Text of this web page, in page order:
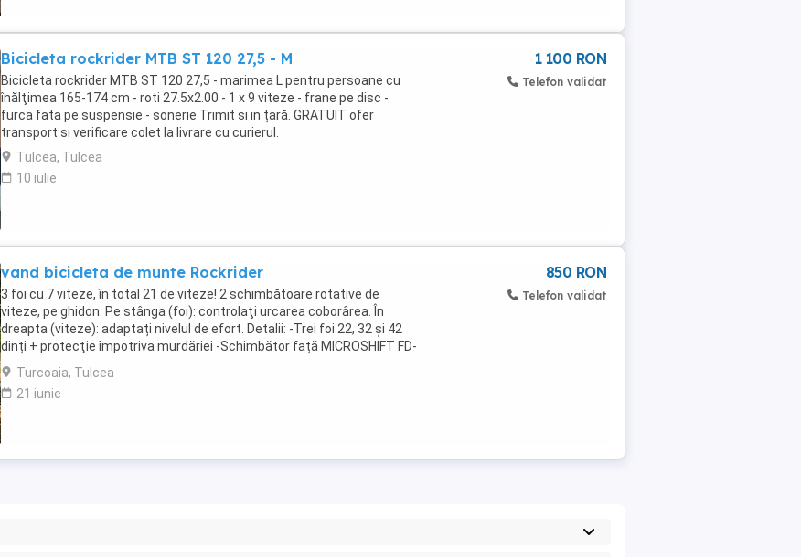
Bicicleta rockrider MTB ST 120 27,5 - M
Bicicleta rockrider MTB ST 120 27,5 - marimea L pentru persoane cu
înălţimea 165-174 cm - roti 27.5x2.00 - 1 x 9 viteze - frane pe disc -
furca fata pe suspensie - sonerie Trimit si in țară. GRATUIT ofer
transport si verificare colet la livrare cu curierul.
Tulcea, Tulcea
10 iulie
1 100 RON
Telefon validat
vand bicicleta de munte Rockrider
3 foi cu 7 viteze, în total 21 de viteze! 2 schimbătoare rotative de
viteze, pe ghidon. Pe stânga (foi): controlaţi urcarea coborârea. În
dreapta (viteze): adaptați nivelul de efort. Detalii: -Trei foi 22, 32 și 42
dinți + protecţie împotriva murdăriei -Schimbător față MICROSHIFT FD-
M20 -Schimbător ...
Turcoaia, Tulcea
21 iunie
850 RON
Telefon validat